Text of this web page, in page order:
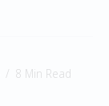
8 Min Read